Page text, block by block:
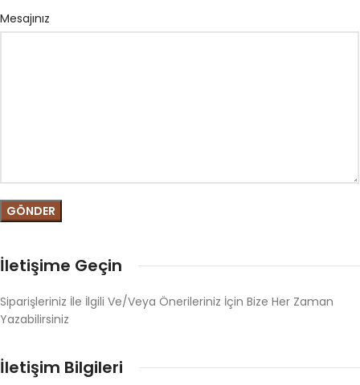
Mesajınız
İletişime Geçin
Siparişleriniz İle İlgili Ve/Veya Önerileriniz İçin Bize Her Zaman
Yazabilirsiniz
İletişim Bilgileri